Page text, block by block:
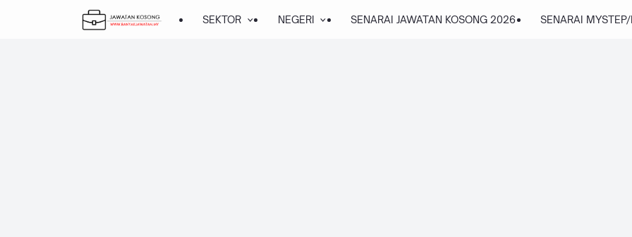
SEKTOR NEGERI SENARAI JAWATAN KOSONG 2026 SENARAI MYSTEP/